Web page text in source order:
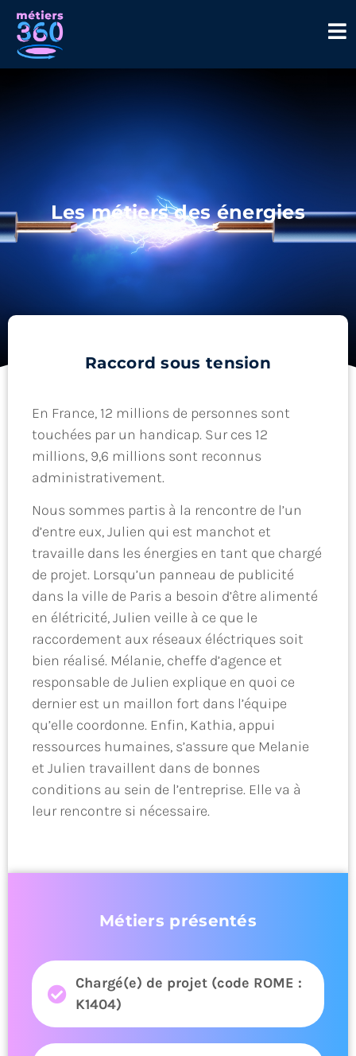
Les métiers des énergies
Raccord sous tension
En France, 12 millions de personnes sont
touchées par un handicap. Sur ces 12
millions, 9,6 millions sont reconnus
administrativement.
Nous sommes partis à la rencontre de l’un
d’entre eux, Julien qui est manchot et
travaille dans les énergies en tant que chargé
de projet. Lorsqu’un panneau de publicité
dans la ville de Paris a besoin d’être alimenté
en élétricité, Julien veille à ce que le
raccordement aux réseaux éléctriques soit
bien réalisé. Mélanie, cheffe d’agence et
responsable de Julien explique en quoi ce
dernier est un maillon fort dans l’équipe
qu’elle coordonne. Enfin, Kathia, appui
ressources humaines, s’assure que Melanie
et Julien travaillent dans de bonnes
conditions au sein de l’entreprise. Elle va à
leur rencontre si nécessaire.
Métiers présentés
Chargé(e) de projet (code ROME :
K1404)